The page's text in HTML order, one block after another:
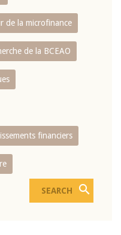
de la microfinance
de la BCEAO
financiers